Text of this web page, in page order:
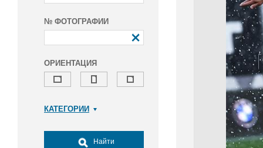
№ ФОТОГРАФИИ
ОРИЕНТАЦИЯ
КАТЕГОРИИ
Досуг, туризм и отдых
Найти